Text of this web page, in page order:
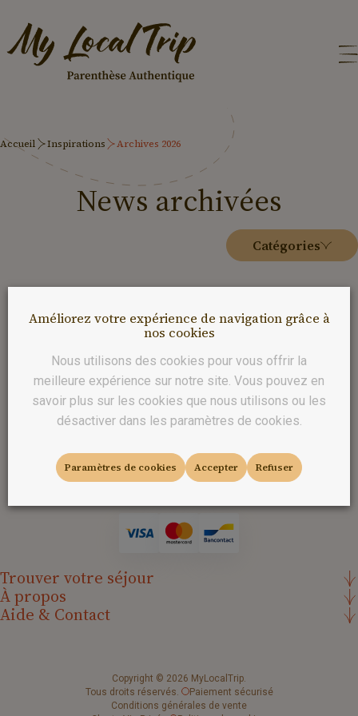
Accueil Inspirations Archives 2026
News archivées
Catégories
Suivez-nous sur les réseaux
Trouver votre séjour
À propos
Aide & Contact
Copyright © 2026 MyLocalTrip.
Tous droits réservés.
Paiement sécurisé
Conditions générales de vente
Améliorez votre expérience de navigation grâce à
nos cookies
Nous utilisons des cookies pour vous offrir la
meilleure expérience sur notre site. Vous pouvez en
savoir plus sur les cookies que nous utilisons ou les
désactiver dans les paramètres de cookies.
Paramètres de cookies Accepter Refuser